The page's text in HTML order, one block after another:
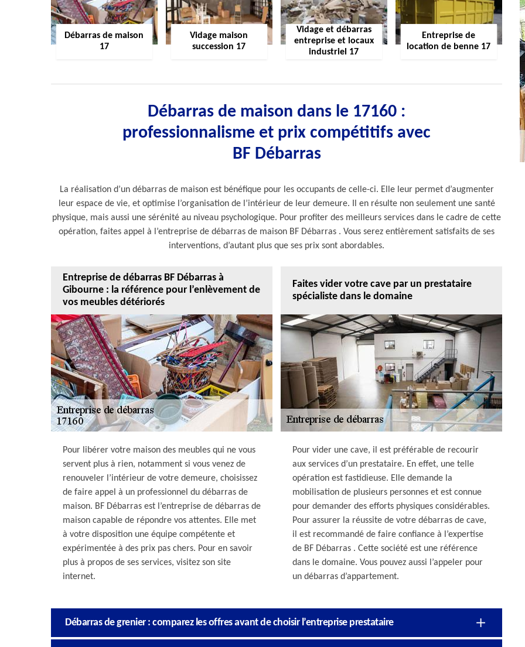
Débarras de maison
17
Vidage maison
succession 17
Vidage et débarras
entreprise et locaux
industriel 17
Entreprise de
location de benne 17
Débarras de maison dans le 17160 :
professionnalisme et prix compétitifs avec
BF Débarras
La réalisation d’un débarras de maison est bénéfique pour les occupants de celle-ci. Elle leur permet d’augmenter
leur espace de vie, et optimise l’organisation de l’intérieur de leur demeure. Il en résulte non seulement une santé
physique, mais aussi une sérénité au niveau psychologique. Pour profiter des meilleurs services dans le cadre de cette
opération, faites appel à l’entreprise de débarras de maison BF Débarras . Vous serez entièrement satisfaits de ses
interventions, d’autant plus que ses prix sont abordables.
Entreprise de débarras BF Débarras à
Gibourne : la référence pour l’enlèvement de
vos meubles détériorés
Pour libérer votre maison des meubles qui ne vous
servent plus à rien, notamment si vous venez de
renouveler l’intérieur de votre demeure, choisissez
de faire appel à un professionnel du débarras de
maison. BF Débarras est l’entreprise de débarras de
maison capable de répondre vos attentes. Elle met
à votre disposition une équipe compétente et
expérimentée à des prix pas chers. Pour en savoir
plus à propos de ses services, visitez son site
internet.
Faites vider votre cave par un prestataire
spécialiste dans le domaine
Pour vider une cave, il est préférable de recourir
aux services d’un prestataire. En effet, une telle
opération est fastidieuse. Elle demande la
mobilisation de plusieurs personnes et est connue
pour demander des efforts physiques considérables.
Pour assurer la réussite de votre débarras de cave,
il est recommandé de faire confiance à l’expertise
de BF Débarras . Cette société est une référence
dans le domaine. Vous pouvez aussi l’appeler pour
un débarras d’appartement.
Débarras de grenier : comparez les offres avant de choisir l’entreprise prestataire